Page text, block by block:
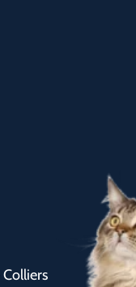
Colliers